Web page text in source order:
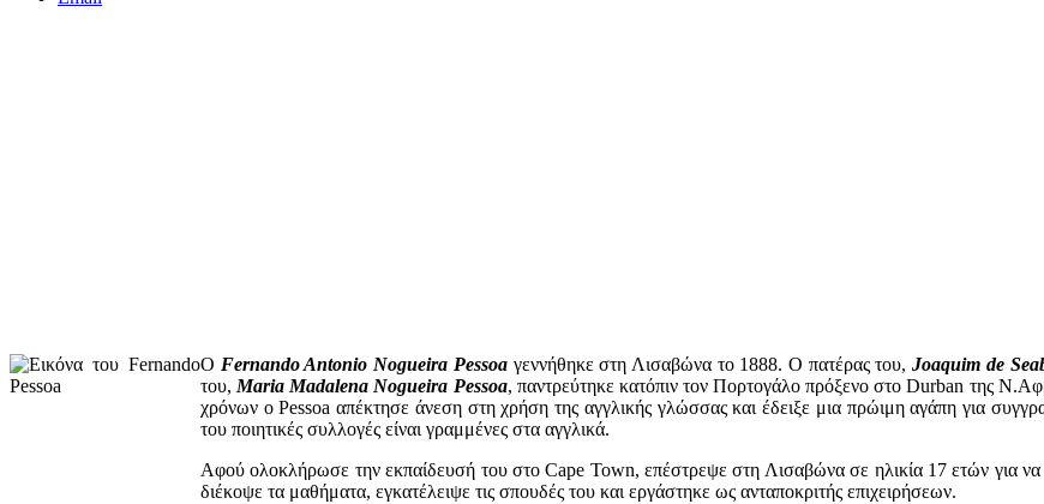
Ο Fernando Antonio Nogueira Pessoaγεννήθηκε στη Λισαβώνα το 1888. Ο πατέρας του,Joaquim de
του, Maria Madalena Nogueira Pessoa, παντρεύτηκε κατόπιν τον Πορτογάλο πρόξενο στο Durban της
χρόνων ο Pessoa απέκτησε άνεση στη χρήση της αγγλικής γλώσσας και έδειξε μια πρώιμη αγάπη για
του ποιητικές συλλογές είναι γραμμένες στα αγγλικά.
Αφού ολοκλήρωσε την εκπαίδευσή του στο Cape Town, επέστρεψε στη Λισαβώνα σε ηλικία 17 ετών για να
διέκοψε τα μαθήματα, εγκατέλειψε τις σπουδές του και εργάστηκε ως ανταποκριτής επιχειρήσεων.